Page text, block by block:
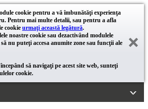
cookie pentru a vă îmbunătăţi experienţa
Pentru mai multe detalii, sau pentru a afla
cookie urmaţi această legătură.
noastre cookie sau dezactivând modulele
nu puteţi accesa anumite zone sau funcţii ale
să navigaţi pe acest site web, sunteţi
cookie.